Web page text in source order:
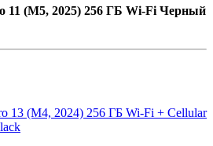
11 (M5, 2025) 256 ГБ Wi-Fi Черный